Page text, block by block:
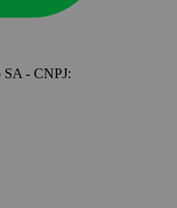
SA - CNPJ: